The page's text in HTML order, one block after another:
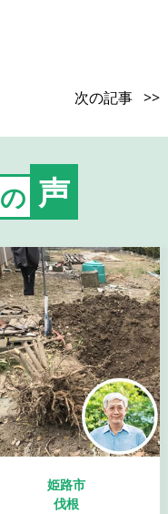
次の記事 >>
の 声
姫路市
伐根